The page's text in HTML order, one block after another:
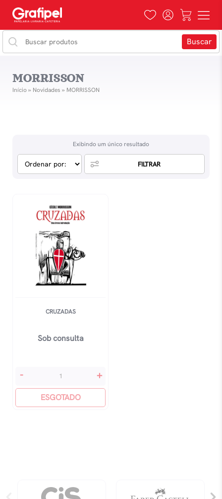
MORRISSON
Início» Novidades » MORRISSON
Exibindo um único resultado
FILTRAR
CRUZADAS
Sob consulta
Cruzadas
- +
ESGOTADO